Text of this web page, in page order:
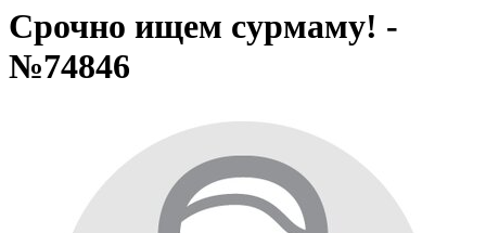
Срочно ищем сурмаму! -
№74846